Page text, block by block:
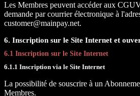
Les Membres peuvent accéder aux
demande par courrier électronique à
customer@mainpay.net.
6. Inscription sur le Site Internet et
6.1 Inscription sur le Site Internet
6.1.1 Inscription via le Site Internet
La possibilité de souscrire à un
Membres.